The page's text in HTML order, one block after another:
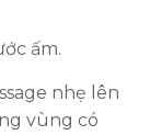
ấm.
nhẹ lên
vùng có